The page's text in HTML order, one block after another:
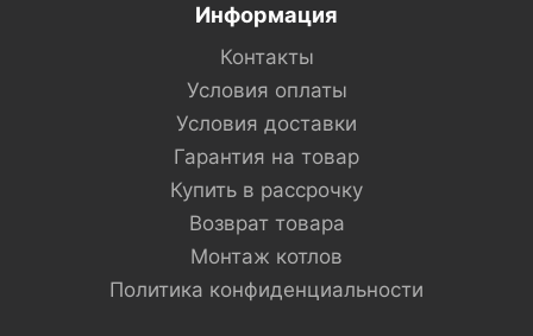
Информация
Контакты
Условия оплаты
Условия доставки
Гарантия на товар
Купить в рассрочку
Возврат товара
Монтаж котлов
Политика конфиденциальности